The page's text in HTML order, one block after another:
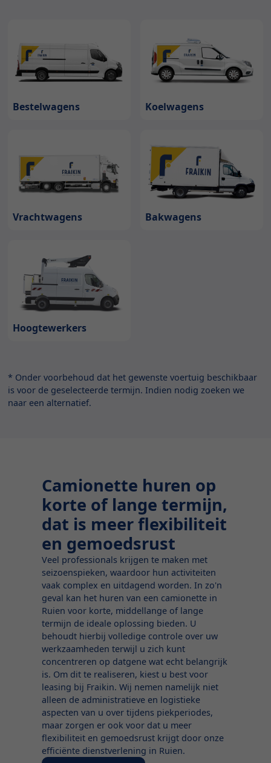
Bestelwagens Koelwagens
Vrachtwagens Bakwagens
Hoogtewerkers
* Onder voorbehoud dat het gewenste voertuig beschikbaar
is voor de geselecteerde termijn. Indien nodig zoeken we
naar een alternatief.
Camionette huren op
korte of lange termijn,
dat is meer flexibiliteit
en gemoedsrust
Veel professionals krijgen te maken met
seizoenspieken, waardoor hun activiteiten
vaak complex en uitdagend worden. In zo'n
geval kan het huren van een camionette in
Ruien voor korte, middellange of lange
termijn de ideale oplossing bieden. U
behoudt hierbij volledige controle over uw
werkzaamheden terwijl u zich kunt
concentreren op datgene wat echt belangrijk
is. Om dit te realiseren, kiest u best voor
leasing bij Fraikin. Wij nemen namelijk niet
alleen de administratieve en logistieke
aspecten van u over tijdens piekperiodes,
maar zorgen er ook voor dat u meer
flexibiliteit en gemoedsrust krijgt door onze
efficiënte dienstverlening in Ruien.